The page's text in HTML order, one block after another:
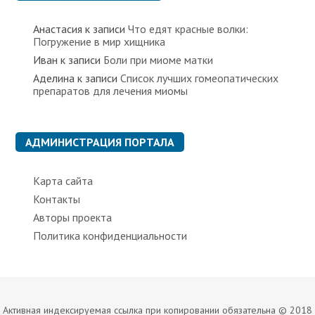
Анастасия к записиЧто едят красные волки:
Погружение в мир хищника
Иван к записи Боли при миоме матки
Аделина к записиСписок лучших гомеопатических
препаратов для лечения миомы
АДМИНИСТРАЦИЯ ПОРТАЛА
Карта сайта
Контакты
Авторы проекта
Политика конфиденциальности
Активная индексируемая ссылка при копировании обязательна © 2018